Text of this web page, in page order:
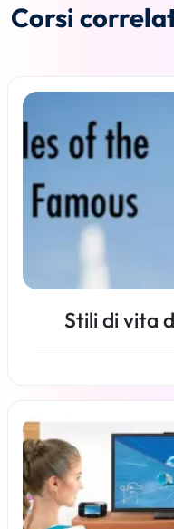
Corsi
Stili di vita